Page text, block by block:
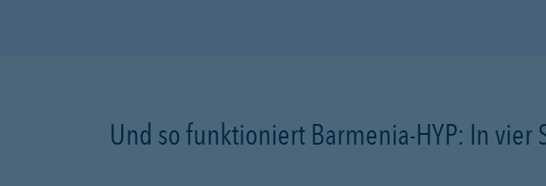
Und so funktioniert Barmenia-HYP: In vier